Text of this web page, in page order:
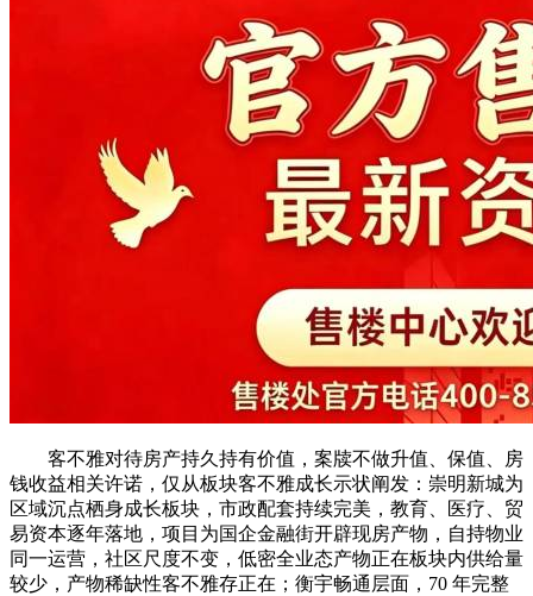
客不雅对待房产持久持有价值，案牍不做升值、保值、房
钱收益相关许诺，仅从板块客不雅成长示状阐发：崇明新城为
区域沉点栖身成长板块，市政配套持续完美，教育、医疗、贸
易资本逐年落地，项目为国企金融街开辟现房产物，自持物业
同一运营，社区尺度不变，低密全业态产物正在板块内供给量
较少，产物稀缺性客不雅存正在；衡宇畅通层面，70 年完整